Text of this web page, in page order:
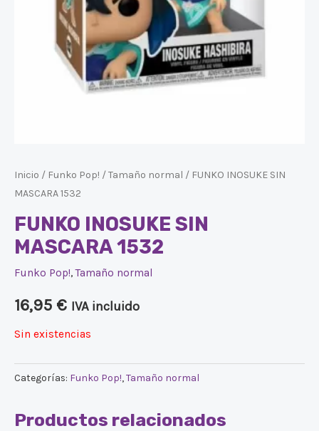
Inicio / Funko Pop! /Tamaño normal / FUNKO INOSUKE SIN
MASCARA 1532
FUNKO INOSUKE SIN
MASCARA 1532
Funko Pop!,Tamaño normal
16,95 € IVA incluido
Sin existencias
Categorías: Funko Pop!,Tamaño normal
Productos relacionados